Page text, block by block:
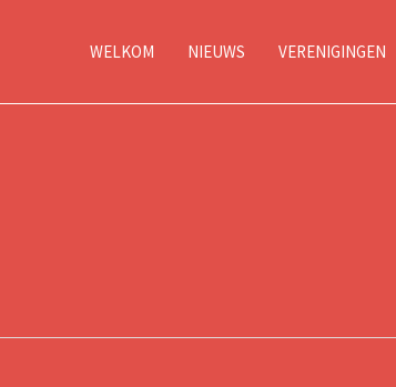
WELKOM NIEUWS VERENIGINGEN